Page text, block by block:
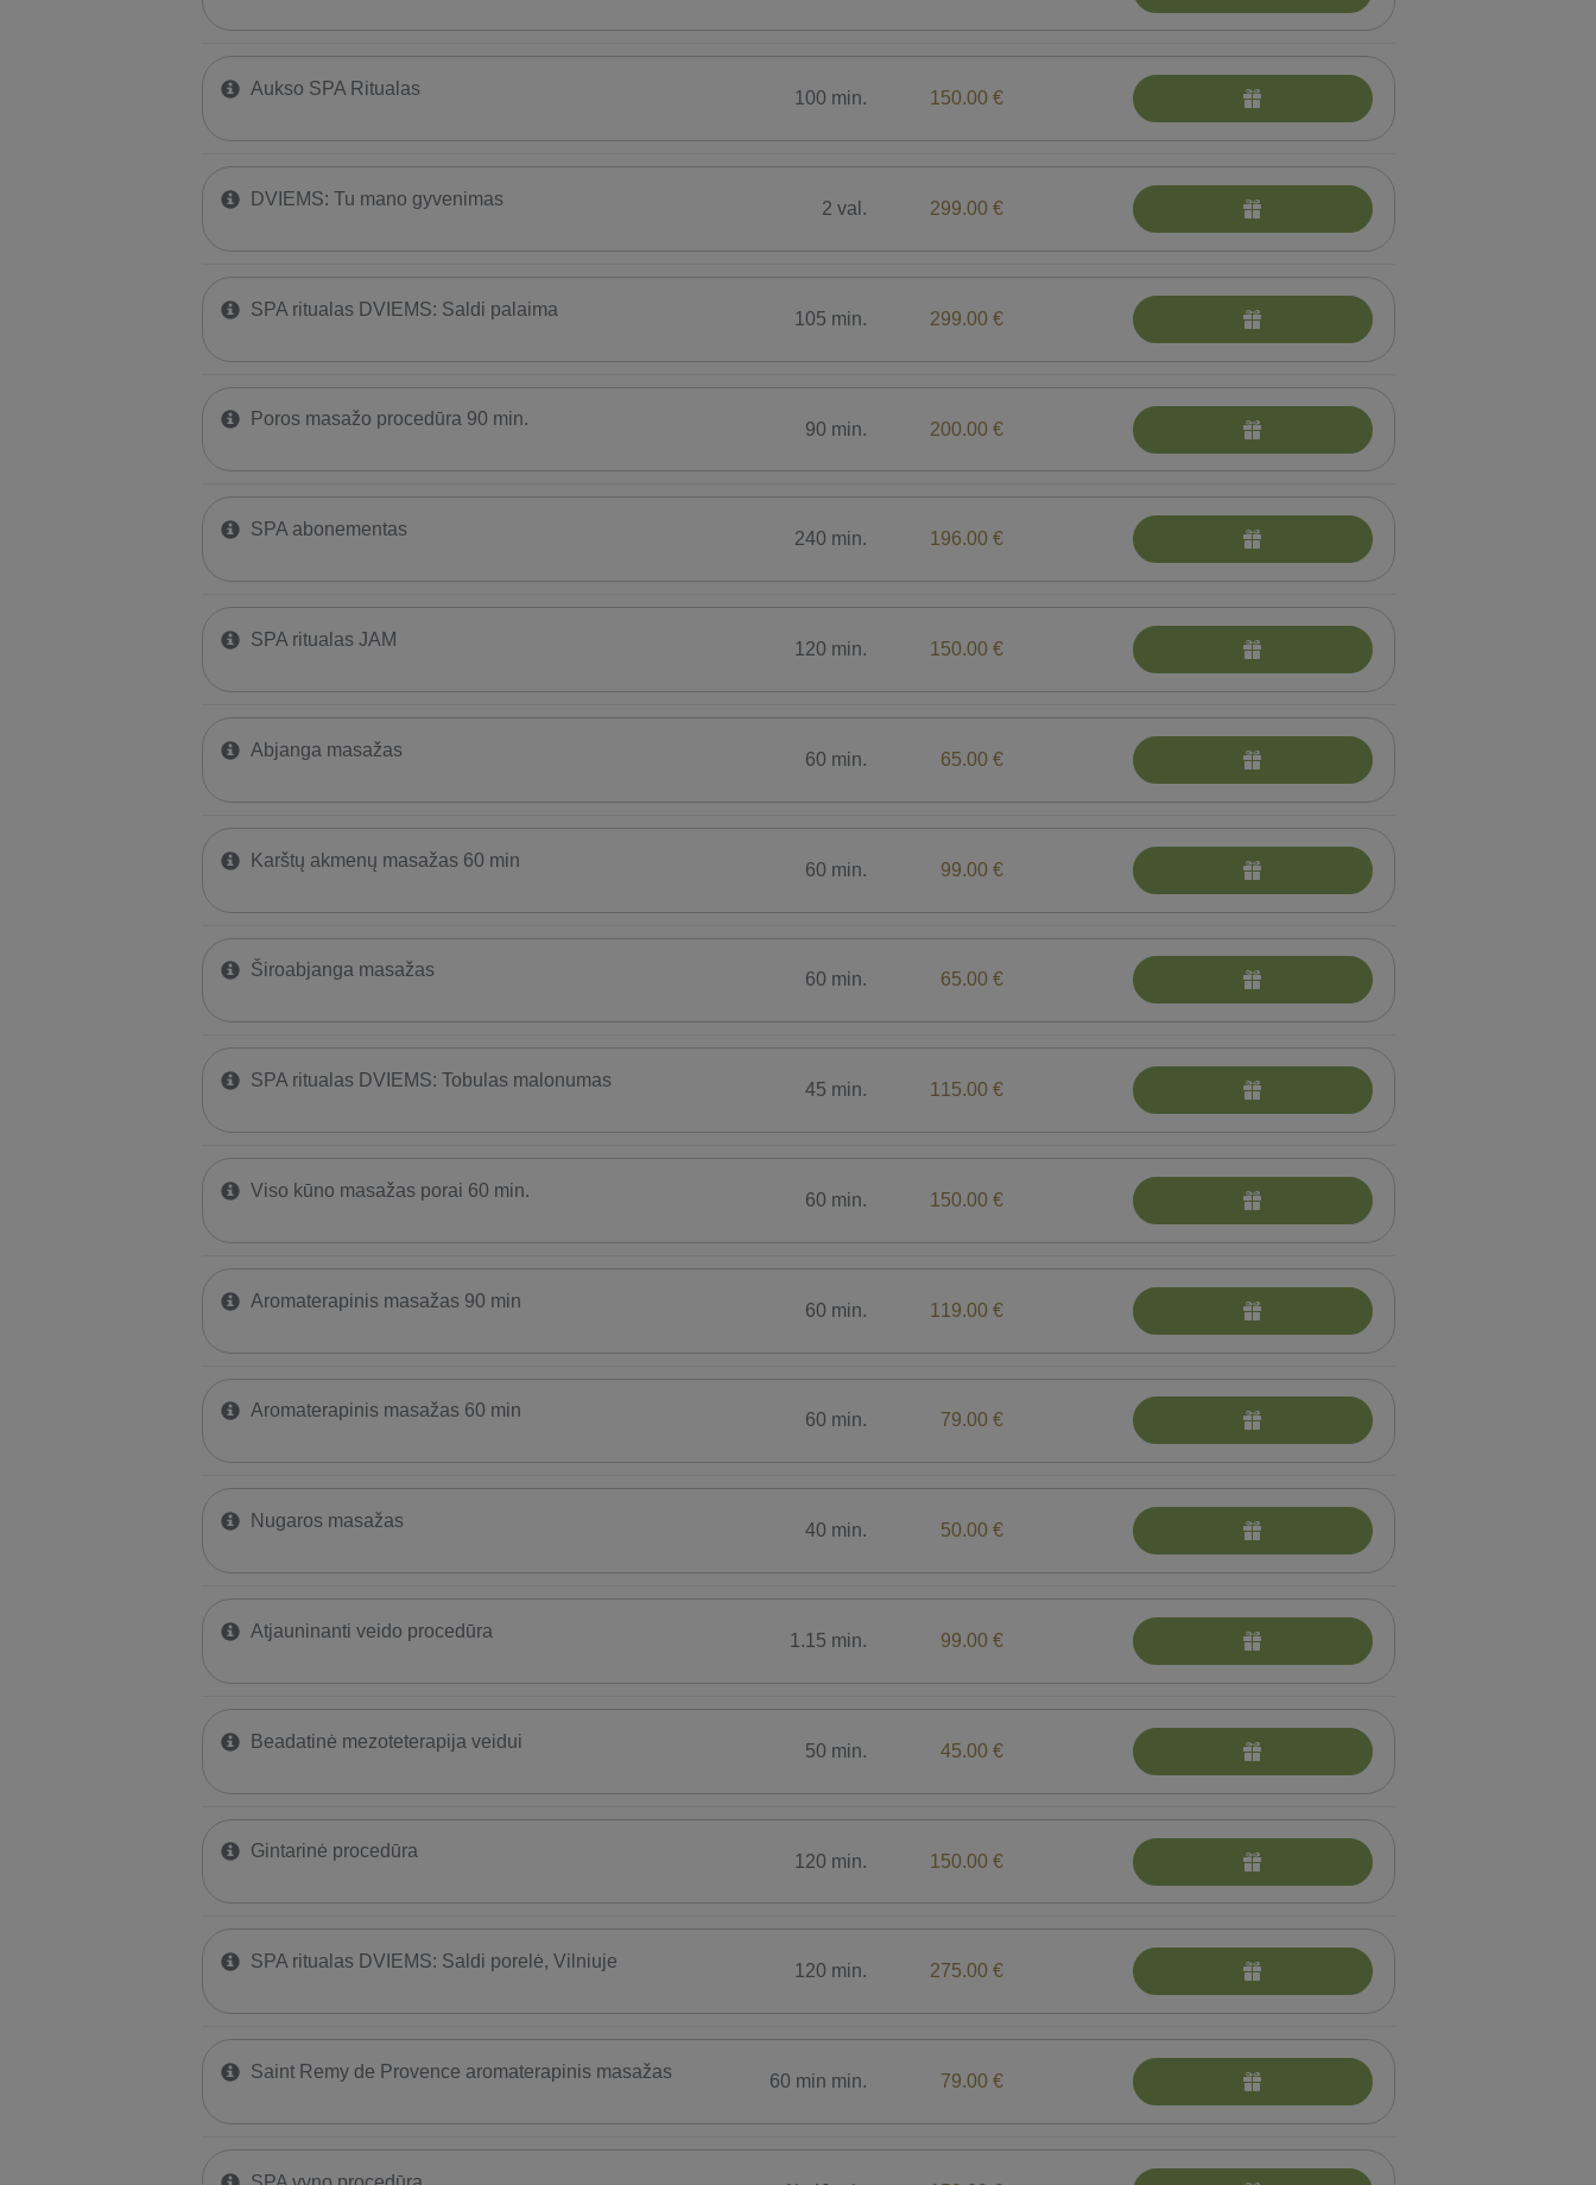
Aukso SPA Ritualas 100 min. 150.00 €
DVIEMS: Tu mano gyvenimas 2 val. 299.00 €
SPA ritualas DVIEMS: Saldi palaima 105 min. 299.00 €
Poros masažo procedūra 90 min. 90 min. 200.00 €
SPA abonementas 240 min. 196.00 €
SPA ritualas JAM 120 min. 150.00 €
Abjanga masažas 60 min. 65.00 €
Karštų akmenų masažas 60 min 60 min. 99.00 €
Široabjanga masažas 60 min. 65.00 €
SPA ritualas DVIEMS: Tobulas malonumas 45 min. 115.00 €
Viso kūno masažas porai 60 min. 60 min. 150.00 €
Aromaterapinis masažas 90 min 60 min. 119.00 €
Aromaterapinis masažas 60 min 60 min. 79.00 €
Nugaros masažas 40 min. 50.00 €
Atjauninanti veido procedūra 1.15 min. 99.00 €
Beadatinė mezoteterapija veidui 50 min. 45.00 €
Gintarinė procedūra 120 min. 150.00 €
SPA ritualas DVIEMS: Saldi porelė, Vilniuje 120 min. 275.00 €
Saint Remy de Provence aromaterapinis masažas 60 min min. 79.00 €